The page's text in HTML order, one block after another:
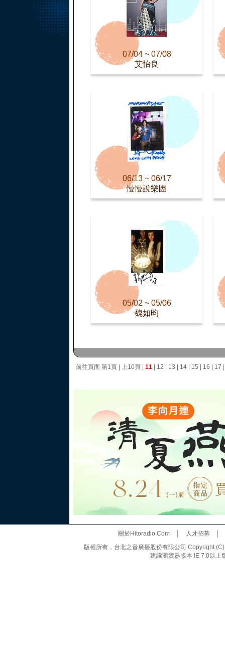
07/04 ~ 07/08
艾怡良
06/13 ~ 06/17
慢慢說樂團
05/02 ~ 05/06
魏如昀
前往頁面 第1頁 上10頁 11 12 13 14 15 16 17
關於Hitoradio.Com│ 人才招募
版權所有，台北之音廣播股份有限公司 Copyright
建議瀏覽器版本 IE 7.0以上